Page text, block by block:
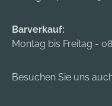
Barverkauf:
Montag bis Freitag -
Besuchen Sie uns